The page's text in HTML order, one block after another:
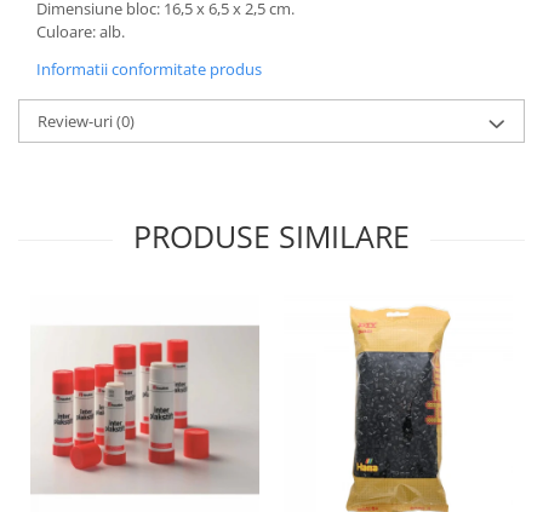
Figurine
Montessori
Spații de joacă
Educatie inovativa
Dezvoltare timpurie
Jucării interactive
Lumina
Lumini si culori
Magnetism
Matematica
Dimensiune bloc: 16,5 x 6,5 x 2,5 cm.
Culoare: alb.
Informatii conformitate produs
Review-uri(0)
PRODUSE SIMILARE